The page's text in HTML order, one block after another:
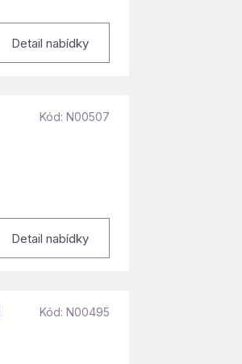
Detail nabídky
Kód: N00507
Detail nabídky
Kód: N00495